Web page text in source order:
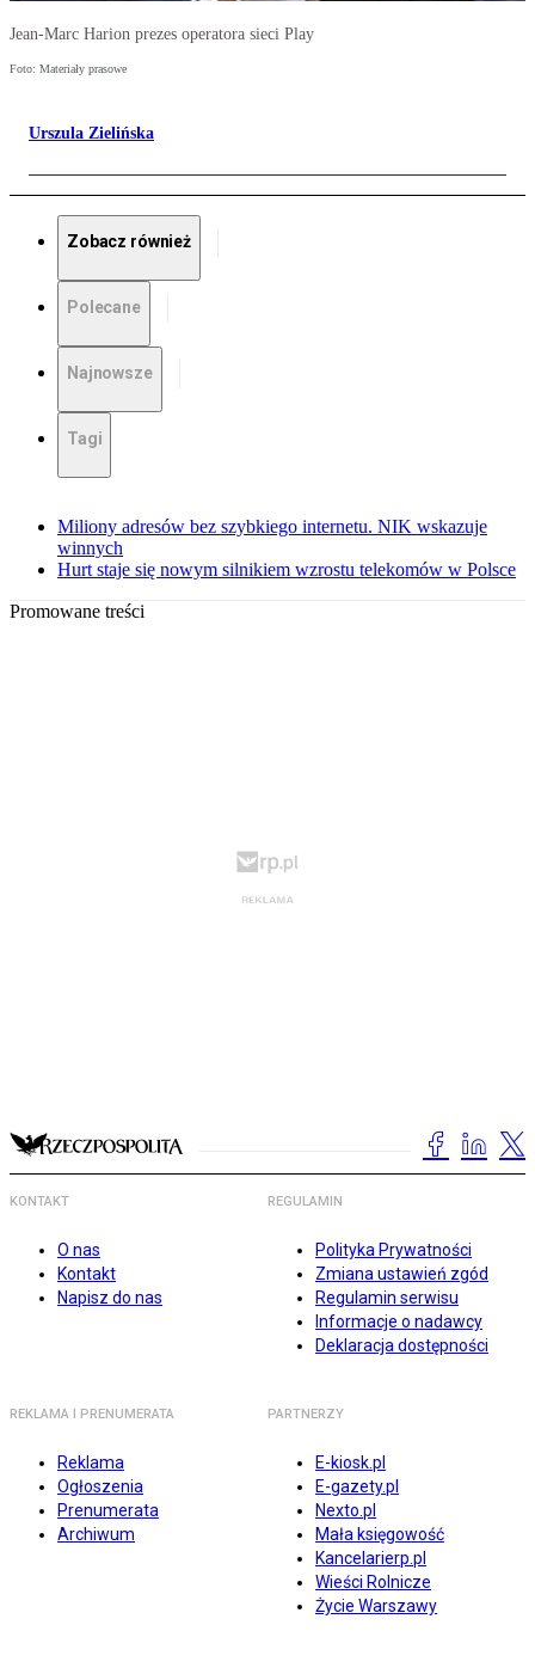
Jean-Marc Harion prezes operatora sieci Play
Foto: Materiały prasowe
Urszula Zielińska
Zobacz również
Polecane
Najnowsze
Tagi
Miliony adresów bez szybkiego internetu. NIK wskazuje
winnych
Hurt staje się nowym silnikiem wzrostu telekomów w Polsce
Promowane treści
KONTAKT
O nas
Kontakt
Napisz do nas
REGULAMIN
Polityka Prywatności
Zmiana ustawień zgód
Regulamin serwisu
Informacje o nadawcy
Deklaracja dostępności
REKLAMA I PRENUMERATA
Reklama
Ogłoszenia
Prenumerata
Archiwum
PARTNERZY
E-kiosk.pl
E-gazety.pl
Nexto.pl
Mała księgowość
Kancelarierp.pl
Wieści Rolnicze
Życie Warszawy